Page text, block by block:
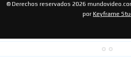
© Derechos reservados 2026
por Keyframe